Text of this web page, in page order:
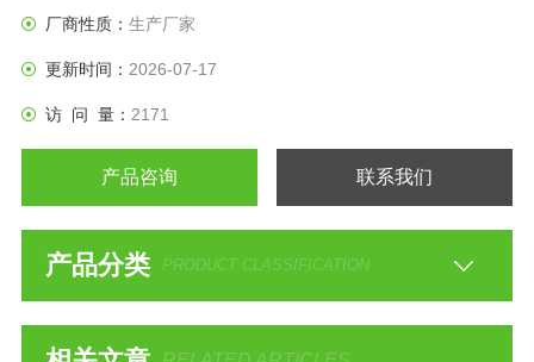
厂商性质： 生产厂家
更新时间： 2026-07-17
访 问 量： 2171
产品咨询 联系我们
产品分类 PRODUCT CLASSIFICATION